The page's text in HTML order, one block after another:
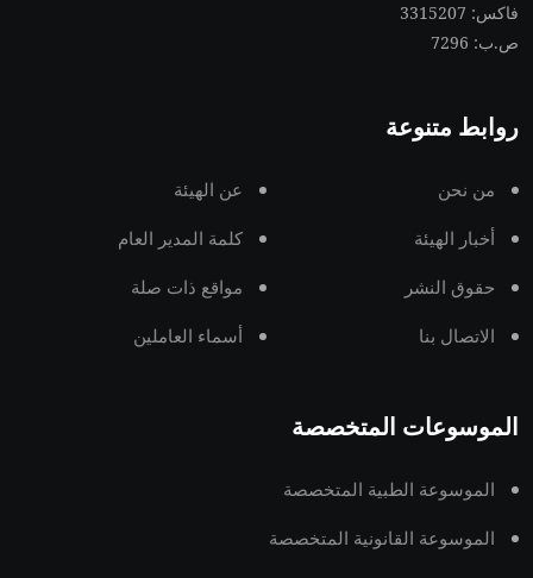
فاكس: 3315207
ص.ب: 7296
روابط متنوعة
من نحن عن الهيئة
أخبار الهيئة كلمة المدير العام
حقوق النشر مواقع ذات صلة
الاتصال بنا أسماء العاملين
الموسوعات المتخصصة
الموسوعة الطبية المتخصصة
الموسوعة القانونية المتخصصة